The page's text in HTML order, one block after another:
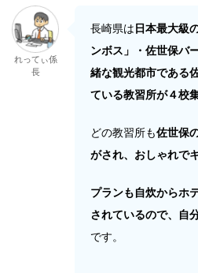
れってぃ係
長
長崎県は日本最大級
ンボス」・佐世保バ
緒な観光都市である
ている教習所が４校
どの教習所も佐世保
がされ、おしゃれで
プランも自炊からホ
されているので、自
です。